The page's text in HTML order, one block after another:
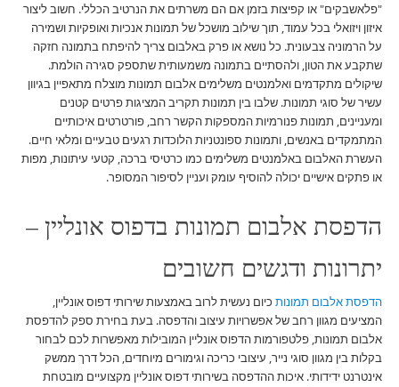
"פלאשבקים" או קפיצות בזמן אם הם משרתים את הנרטיב הכללי. חשוב ליצור
איזון ויזואלי בכל עמוד, תוך שילוב מושכל של תמונות אנכיות ואופקיות ושמירה
על הרמוניה צבעונית. כל נושא או פרק באלבום צריך להיפתח בתמונה חזקה
שתקבע את הטון, ולהסתיים בתמונה משמעותית שתספק סגירה הולמת.
שיקולים מתקדמים ואלמנטים משלימים אלבום תמונות מוצלח מתאפיין בגיוון
עשיר של סוגי תמונות. שלבו בין תמונות תקריב המציגות פרטים קטנים
ומעניינים, תמונות פנורמיות המספקות הקשר רחב, פורטרטים איכותיים
המתמקדים באנשים, ותמונות ספונטניות הלוכדות רגעים טבעיים ומלאי חיים.
העשרת האלבום באלמנטים משלימים כמו כרטיסי ברכה, קטעי עיתונות, מפות
או פתקים אישיים יכולה להוסיף עומק ועניין לסיפור המסופר.
הדפסת אלבום תמונות בדפוס אונליין –
יתרונות ודגשים חשובים
הדפסת אלבום תמונותכיום נעשית לרוב באמצעות שירותי דפוס אונליין,
המציעים מגוון רחב של אפשרויות עיצוב והדפסה. בעת בחירת ספק להדפסת
אלבום תמונות, פלטפורמות הדפוס אונליין המובילות מאפשרות לכם לבחור
בקלות בין מגוון סוגי נייר, עיצובי כריכה וגימורים מיוחדים, הכל דרך ממשק
אינטרנט ידידותי. איכות ההדפסה בשירותי דפוס אונליין מקצועיים מובטחת